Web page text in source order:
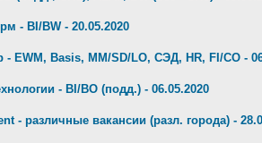
- BI/BW - 20.05.2020
- EWM, Basis, MM/SD/LO, СЭД, HR, FI/CO -
- BI/BO (подд.) - 06.05.2020
- различные вакансии (разл. города) -